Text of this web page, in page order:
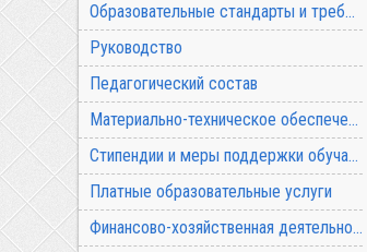
Образовательные стандарты и требования
Руководство
Педагогический состав
Материально-техническое обеспечение и оснащенность образовательного процесса
Стипендии и меры поддержки обучающихся
Платные образовательные услуги
Финансово-хозяйственная деятельность